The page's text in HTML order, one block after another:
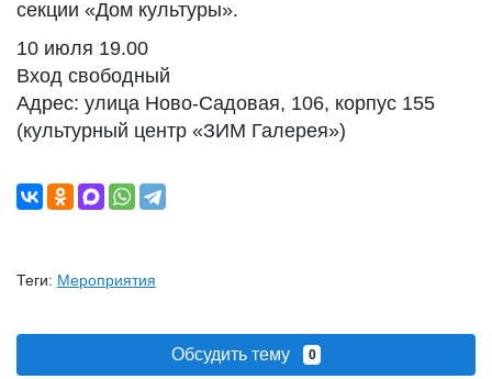
секции «Дом культуры».
10 июля 19.00
Вход свободный
Адрес: улица Ново-Садовая, 106, корпус 155
(культурный центр «ЗИМ Галерея»)
Теги: Мероприятия
Обсудить тему 0